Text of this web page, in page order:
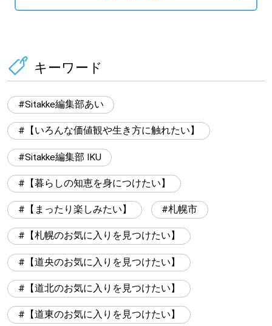
キーワード
Sitakke編集部あい
【いろんな価値観や生き方に触れたい】
Sitakke編集部 IKU
【暮らしの知恵を身につけたい】
【まったり楽しみたい】 札幌市
【札幌のお気に入りを見つけたい】
【道央のお気に入りを見つけたい】
【道北のお気に入りを見つけたい】
【道東のお気に入りを見つけたい】